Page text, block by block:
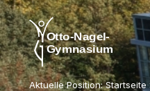
Aktuelle Position:Startseite